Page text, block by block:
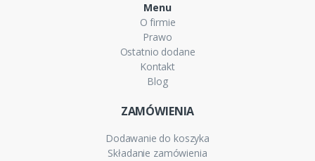
Menu
O firmie
Prawo
Ostatnio dodane
Kontakt
Blog
ZAMÓWIENIA
Dodawanie do koszyka
Składanie zamówienia